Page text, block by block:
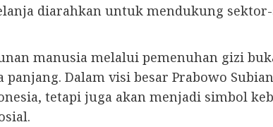
diarahkan untuk mendukung
manusia melalui pemenuhan gizi
Dalam visi besar Prabowo
tetapi juga akan menjadi simbol